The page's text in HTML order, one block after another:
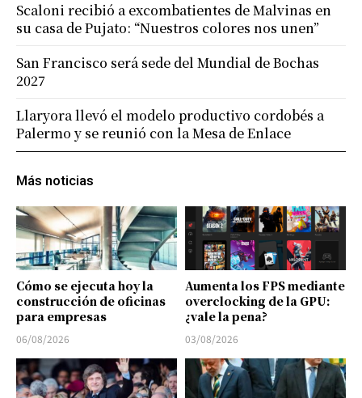
Más noticias
Cómo se ejecuta hoy la
construcción de oficinas
para empresas
06/08/2026
Aumenta los FPS mediante
overclocking de la GPU:
¿vale la pena?
03/08/2026
Scaloni recibió a excombatientes de Malvinas en
su casa de Pujato: “Nuestros colores nos unen”
San Francisco será sede del Mundial de Bochas
2027
Llaryora llevó el modelo productivo cordobés a
Palermo y se reunió con la Mesa de Enlace